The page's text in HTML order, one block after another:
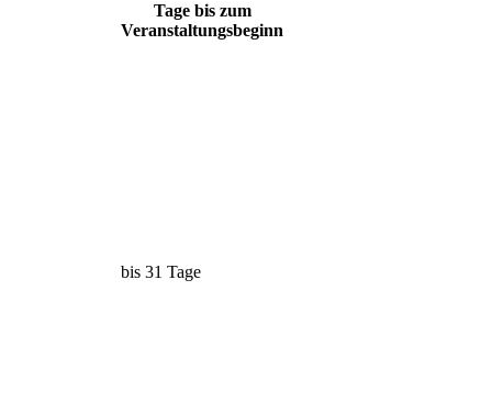
Tage bis zum
Veranstaltungsbeginn
bis 31 Tage